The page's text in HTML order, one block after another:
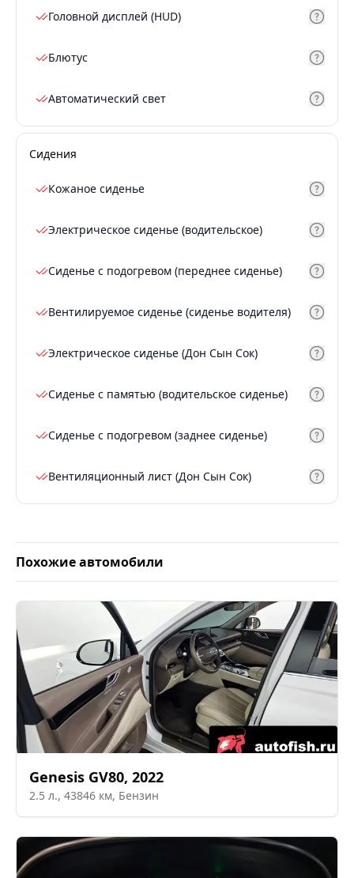
Головной дисплей (HUD)
Блютус
Автоматический свет
Сидения
Кожаное сиденье
Электрическое сиденье (водительское)
Сиденье с подогревом (переднее сиденье)
Вентилируемое сиденье (сиденье водителя)
Электрическое сиденье (Дон Сын Сок)
Сиденье с памятью (водительское сиденье)
Сиденье с подогревом (заднее сиденье)
Вентиляционный лист (Дон Сын Сок)
Похожие автомобили
Genesis GV80, 2022
2.5 л., 43846 км, Бензин